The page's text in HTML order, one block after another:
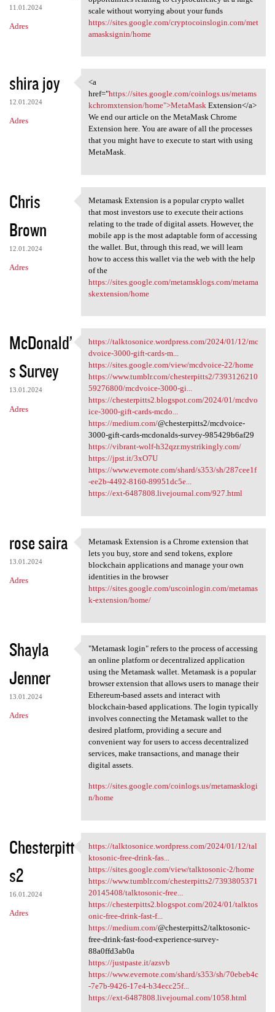
11.01.2024
Adres
scale without worrying about your funds
https://sites.google.com/cryptocoinslogin.com/met
amasksignin/home
shira joy
12.01.2024
Adres
<a href="https://sites.google
<a
href="https://sites.google.com/coinlogs.us/metams
kchromxtension/home">MetaMaskExtension</a>
We end our article on the MetaMask Chrome
Extension here. You are aware of all the processes
that you might have to execute to start with using
MetaMask.
Chris
Brown
12.01.2024
Adres
Metamask Extension is a
Metamask Extension is a popular crypto wallet
that most investors use to execute their actions
relating to the trade of digital assets. However, the
mobile app is the most adaptable form of accessing
the wallet. But, through this read, we will learn
how to access this wallet via the web with the help
of the
https://sites.google.com/metamsklogs.com/metama
skextension/home
McDonald’
s Survey
13.01.2024
Adres
https://talktosonice
https://talktosonice.wordpress.com/2024/01/12/mc
dvoice-3000-gift-cards-m...
https://sites.google.com/view/mcdvoice-22/home
https://www.tumblr.com/chesterpitts2/7393126210
59276800/mcdvoice-3000-gi...
https://chesterpitts2.blogspot.com/2024/01/mcdvo
ice-3000-gift-cards-mcdo...
https://medium.com/@chesterpitts2/mcdvoice-
3000-gift-cards-mcdonalds-survey-985429b6af29
https://vibrant-wolf-h32qzr.mystrikingly.com/
https://jpst.it/3xO7U
https://www.evernote.com/shard/s353/sh/287cee1f
-ee2b-4492-8160-89951dc5e...
https://ext-6487808.livejournal.com/927.html
rose saira
13.01.2024
Adres
Metamask Extension is a
Metamask Extension is a Chrome extension that
lets you buy, store and send tokens, explore
blockchain applications and manage your own
identities in the browser
https://sites.google.com/uscoinlogin.com/metamas
k-extension/home/
Shayla
Jenner
13.01.2024
Adres
"Metamask login" refers to
"Metamask login" refers to the process of accessing
an online platform or decentralized application
using the Metamask wallet. Metamask is a popular
browser extension that allows users to manage their
Ethereum-based assets and interact with
blockchain-based applications. The login typically
involves connecting the Metamask wallet to the
desired platform, providing a secure and
convenient way for users to access decentralized
services, make transactions, and manage their
digital assets.
https://sites.google.com/coinlogs.us/metamasklogi
n/home
Chesterpitt
s2
16.01.2024
Adres
https://talktosonice
https://talktosonice.wordpress.com/2024/01/12/tal
ktosonic-free-drink-fas...
https://sites.google.com/view/talktosonic-2/home
https://www.tumblr.com/chesterpitts2/7393805371
20145408/talktosonic-free...
https://chesterpitts2.blogspot.com/2024/01/talktos
onic-free-drink-fast-f...
https://medium.com/@chesterpitts2/talktosonic-
free-drink-fast-food-experience-survey-
88a0ffd3ab0a
https://justpaste.it/azsvb
https://www.evernote.com/shard/s353/sh/70ebeb4c
-7e7b-9426-17e4-b34ecc25f...
https://ext-6487808.livejournal.com/1058.html